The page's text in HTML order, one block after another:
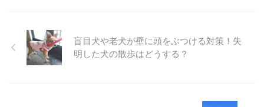
盲目犬や老犬が壁に頭をぶつける対策！失
明した犬の散歩はどうする？